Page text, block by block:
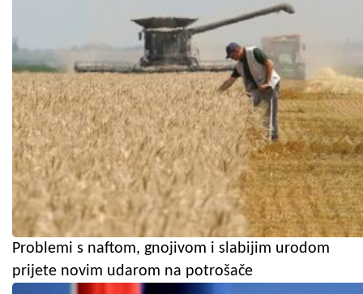
Problemi s naftom, gnojivom i slabijim urodom
prijete novim udarom na potrošače